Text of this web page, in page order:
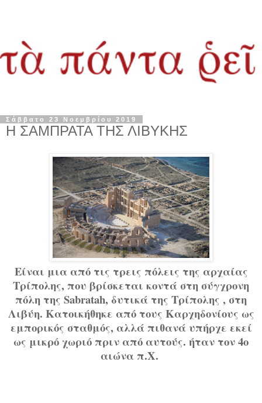
Σάββατο 23 Νοεμβρίου 2019
Η ΣΑΜΠΡΑΤΑ ΤΗΣ ΛΙΒΥΚΗΣ
Είναι μια από τις τρεις πόλεις της αρχαίας
Τρίπολης, που βρίσκεται κοντά στη σύγχρονη
πόλη της Sabratah, δυτικά της Τρίπολης , στη
Λιβύη. Κατοικήθηκε από τους Καρχηδονίους ως
εμπορικός σταθμός, αλλά πιθανά υπήρχε εκεί
ως μικρό χωριό πριν από αυτούς. ήταν τον 4ο
αιώνα π.Χ.